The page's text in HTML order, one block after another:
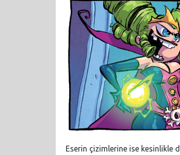
Eserin çizimlerine ise kesinlikle